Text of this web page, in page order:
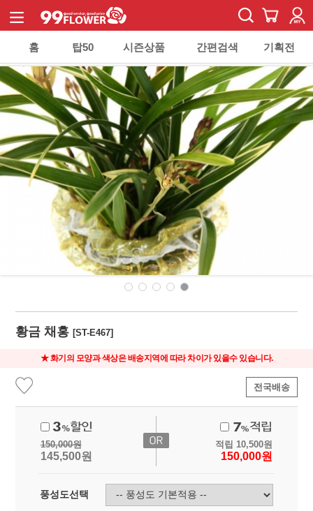
홈 탑50 시즌상품 간편검색 기획전
황금 채홍[ST-E467]
★ 화기의 모양과 색상은 배송지역에 따라 차이가 있을수 있습니다.
전국배송
150,000원
145,500원
적립 10,500원
150,000원
풍성도선택